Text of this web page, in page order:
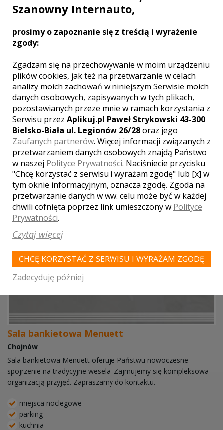
Stworzyliśmy miejsce pełne uroku, gwarantując
parking
kuchnia
Liczba miejsc
120
Sala bankietowa Menuett
Chojnów
Sala bankietowa Menuett oferuje Państwu nowoczesne
spojrzenie na tradycyjne wesela. Zajmujemy się kompleksowa
organizacją przyjęć. Zapraszamy do kontaktu.
miejsca noclegowe
parking
kuchnia
Szanowny Internauto,
prosimy o zapoznanie się z treścią i wyrażenie
zgody:
Zgadzam się na przechowywanie w moim urządzeniu
plików cookies, jak też na przetwarzanie w celach
analizy moich zachowań w niniejszym Serwisie moich
danych osobowych, zapisywanych w tych plikach,
pozostawianych przeze mnie w ramach korzystania z
Serwisu przez Aplikuj.pl Paweł Strykowski 43-300
Bielsko-Biała ul. Legionów 26/28oraz jego
Zaufanych partnerów. Więcej informacji związanych z
przetwarzaniem danych osobowych znajdą Państwo
w naszej Polityce Prywatności. Naciśniecie przycisku
"Chcę korzystać z serwisu i wyrażam zgodę" lub [x] w
tym oknie informacyjnym, oznacza zgodę. Zgoda na
przetwarzanie danych w ww. celu może być w każdej
chwili cofnięta poprzez link umieszczony w Polityce
Prywatności.
Czytaj więcej
CHCĘ KORZYSTAĆ Z SERWISU I WYRAŻAM ZGODĘ
Zadecyduję później